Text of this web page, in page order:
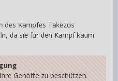
des Kampfes Takezos
da sie für den Kampf kaum
Gehöfte zu beschützen.